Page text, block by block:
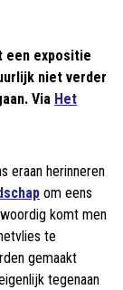
een expositie
niet verder
Via Het
eraan herinneren
om eens
komt men
te
gemaakt
tegenaan